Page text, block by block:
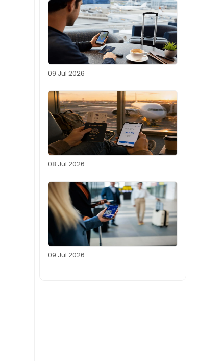
09 Jul 2026
08 Jul 2026
09 Jul 2026